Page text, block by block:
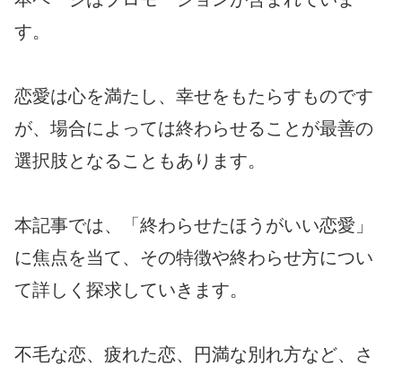
す。
恋愛は心を満たし、幸せをもたらすものです
が、場合によっては終わらせることが最善の
選択肢となることもあります。
本記事では、「終わらせたほうがいい恋愛」
に焦点を当て、その特徴や終わらせ方につい
て詳しく探求していきます。
不毛な恋、疲れた恋、円満な別れ方など、さ